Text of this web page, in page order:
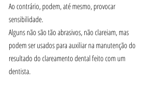
Ao contrário, podem, até mesmo, provocar
sensibilidade.
Alguns não são tão abrasivos, não clareiam, mas
podem ser usados para auxiliar na manutenção do
resultado do clareamento dental feito com um
dentista.